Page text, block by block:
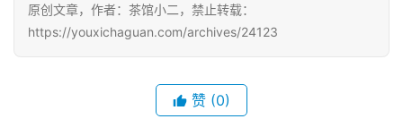
游
戏
原创文章，作者：茶馆小二，禁止转载：
https://youxichaguan.com/archives/24123
赞 (0)